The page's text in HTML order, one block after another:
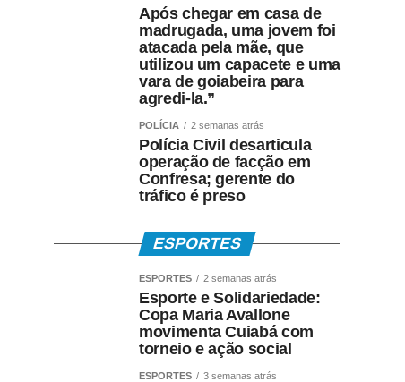
Após chegar em casa de
madrugada, uma jovem foi
atacada pela mãe, que
utilizou um capacete e uma
vara de goiabeira para
agredi-la.”
POLÍCIA 2 semanas atrás
Polícia Civil desarticula
operação de facção em
Confresa; gerente do
tráfico é preso
ESPORTES
ESPORTES 2 semanas atrás
Esporte e Solidariedade:
Copa Maria Avallone
movimenta Cuiabá com
torneio e ação social
ESPORTES 3 semanas atrás